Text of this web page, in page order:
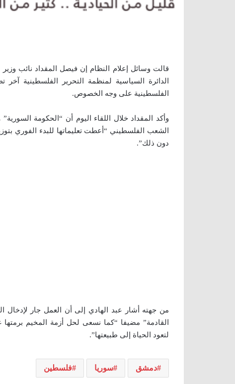
قالت وسائل إعلام النظام إن فيصل المقداد نائب وزير
الدائرة السياسية لمنظمة التحرير الفلسطينية
الفلسطينية على وجه الخصوص.
وأكد المقداد خلال اللقاء اليوم أن “الحكومة
الشعب الفلسطيني “أعطت تعليماتها للبدء الفوري
دون ذلك”.
من جهته أشار عبد الهادي إلى أن العمل جار لإدخال
القادمة” مضيفا “كما نسعى لحل أزمة المخيم
لتعود الحياة إلى طبيعتها”.
دمشق سوريا فلسطين